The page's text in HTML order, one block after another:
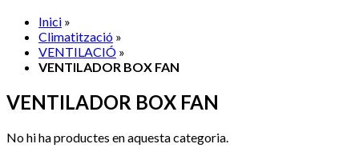
Inici »
Climatització »
VENTILACIÓ »
VENTILADOR BOX FAN
VENTILADOR BOX FAN
No hi ha productes en aquesta categoria.